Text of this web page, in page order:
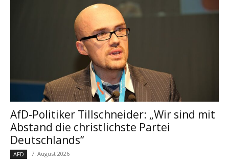
AfD-Politiker Tillschneider: „Wir sind mit
Abstand die christlichste Partei
Deutschlands“
AFD 7. August 2026